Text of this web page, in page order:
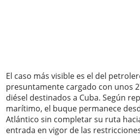
El caso más visible es el del
presuntamente cargado con unos
diésel destinados a Cuba. Según
marítimo, el buque permanece
Atlántico sin completar su ruta
entrada en vigor de las